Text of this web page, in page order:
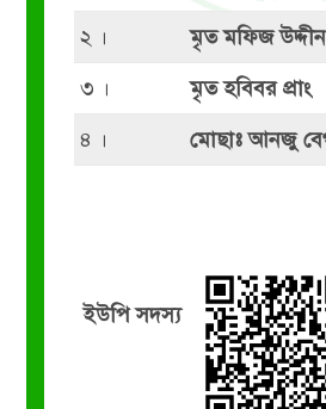
২ ।
মৃত মফিজ উদ্দীন
৩ ।
মৃত হবিবর প্রাং
৪ ।
মোছাঃ আনজু
ইউপি সদস্য